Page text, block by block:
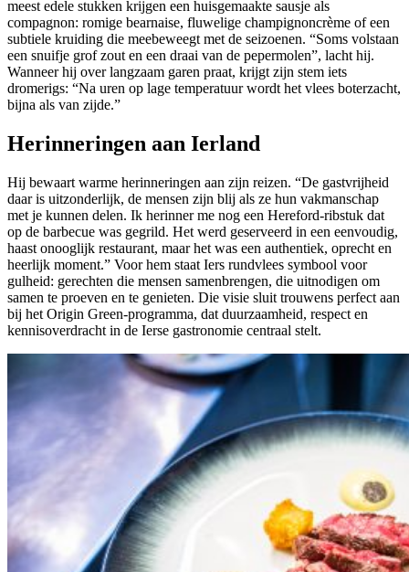
meest edele stukken krijgen een huisgemaakte sausje als
compagnon: romige bearnaise, fluwelige champignoncrème of een
subtiele kruiding die meebeweegt met de seizoenen. “Soms volstaan
een snuifje grof zout en een draai van de pepermolen”, lacht hij.
Wanneer hij over langzaam garen praat, krijgt zijn stem iets
dromerigs: “Na uren op lage temperatuur wordt het vlees boterzacht,
bijna als van zijde.”
Herinneringen aan Ierland
Hij bewaart warme herinneringen aan zijn reizen. “De gastvrijheid
daar is uitzonderlijk, de mensen zijn blij als ze hun vakmanschap
met je kunnen delen. Ik herinner me nog een Hereford-ribstuk dat
op de barbecue was gegrild. Het werd geserveerd in een eenvoudig,
haast onooglijk restaurant, maar het was een authentiek, oprecht en
heerlijk moment.” Voor hem staat Iers rundvlees symbool voor
gulheid: gerechten die mensen samenbrengen, die uitnodigen om
samen te proeven en te genieten. Die visie sluit trouwens perfect aan
bij het Origin Green-programma, dat duurzaamheid, respect en
kennisoverdracht in de Ierse gastronomie centraal stelt.